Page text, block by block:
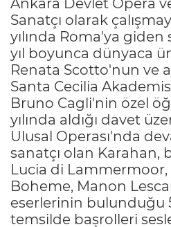
Sanatçı olarak
yılında Roma'ya giden
yıl boyunca dünyaca
Renata Scotto'nun ve
Santa Cecilia
Bruno Cagli'nin özel
yılında aldığı davet
Ulusal Operası'nda
sanatçı olan Karahan,
Lucia di Lammermoor,
Boheme, Manon
eserlerinin bulunduğu
temsilde başrolleri